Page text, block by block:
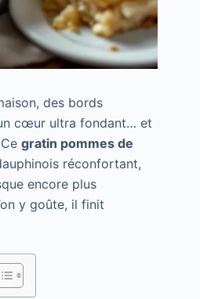
des bords
cœur ultra fondant… et
gratin pommes de
réconfortant,
encore plus
y goûte, il finit